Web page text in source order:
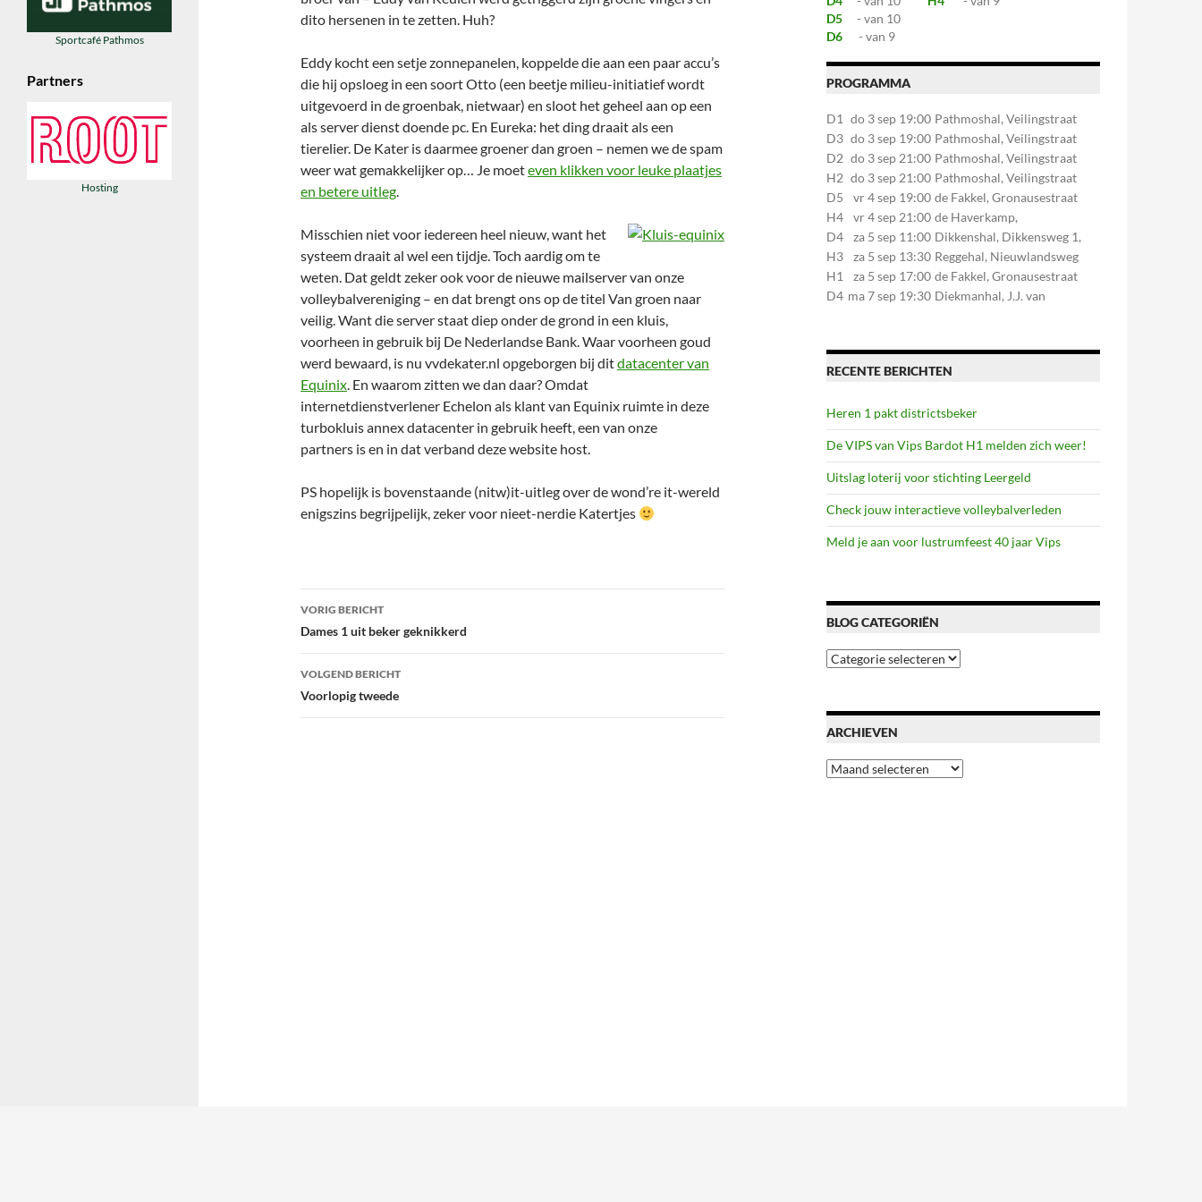
dito hersenen in te zetten. Huh?
Eddy kocht een setje zonnepanelen, koppelde die aan een paar accu’s
die hij opsloeg in een soort Otto (een beetje milieu-initiatief wordt
uitgevoerd in de groenbak, nietwaar) en sloot het geheel aan op een
als server dienst doende pc. En Eureka: het ding draait als een
tierelier. De Kater is daarmee groener dan groen – nemen we de spam
weer wat gemakkelijker op… Je moeteven klikken voor leuke plaatjes
en betere uitleg.
Misschien niet voor iedereen heel nieuw, want het
systeem draait al wel een tijdje. Toch aardig om te
weten. Dat geldt zeker ook voor de nieuwe mailserver van onze
volleybalvereniging – en dat brengt ons op de titel Van groen naar
veilig. Want die server staat diep onder de grond in een kluis,
voorheen in gebruik bij De Nederlandse Bank. Waar voorheen goud
werd bewaard, is nu vvdekater.nl opgeborgen bij ditdatacenter van
Equinix. En waarom zitten we dan daar? Omdat
internetdienstverlener Echelon als klant van Equinix ruimte in deze
turbokluis annex datacenter in gebruik heeft, een van onze
partners is en in dat verband deze website host.
PS hopelijk is bovenstaande (nitw)it-uitleg over de wond’re it-wereld
enigszins begrijpelijk, zeker voor nieet-nerdie Katertjes
Bericht
navigatie
VORIG BERICHT
Dames 1 uit beker geknikkerd
VOLGEND BERICHT
Voorlopig tweede
D5
- van 10
D6
- van 9
PROGRAMMA
D1 do 3 sep 19:00 Pathmoshal, Veilingstraat
20, 7545LZ Enschede
D3 do 3 sep 19:00 Pathmoshal, Veilingstraat
20, 7545LZ Enschede
D2 do 3 sep 21:00 Pathmoshal, Veilingstraat
20, 7545LZ Enschede
H2 do 3 sep 21:00 Pathmoshal, Veilingstraat
20, 7545LZ Enschede
D5 vr 4 sep 19:00 de Fakkel, Gronausestraat
107, 7581CE Losser
H4 vr 4 sep 21:00 de Haverkamp,
Stationsstraat 30, 7475AM
Markelo
D4 za 5 sep 11:00 Dikkenshal, Dikkensweg 1,
7641CC Wierden
H3 za 5 sep 13:30 Reggehal, Nieuwlandsweg
1, 7461VP Rijssen
H1 za 5 sep 17:00 de Fakkel, Gronausestraat
107, 7581CE Losser
D4 ma 7 sep 19:30 Diekmanhal, J.J. van
RECENTE BERICHTEN
Heren 1 pakt districtsbeker
De VIPS van Vips Bardot H1 melden zich weer!
Uitslag loterij voor stichting Leergeld
Check jouw interactieve volleybalverleden
Meld je aan voor lustrumfeest 40 jaar Vips
BLOG CATEGORIËN
Blog
categoriën
ARCHIEVEN
Archieven
Sportcafé Pathmos
Partners
Hosting